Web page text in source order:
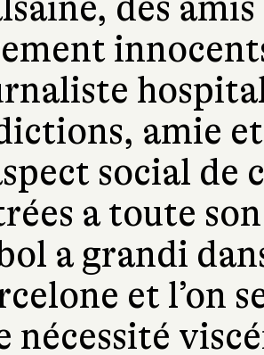
amie
social
a toute
a grandi
et l’on
nécessité